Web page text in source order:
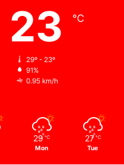
23 ℃
29º - 23º
91%
0.95 km/h
29 ℃
Mon
27 ℃
Tue